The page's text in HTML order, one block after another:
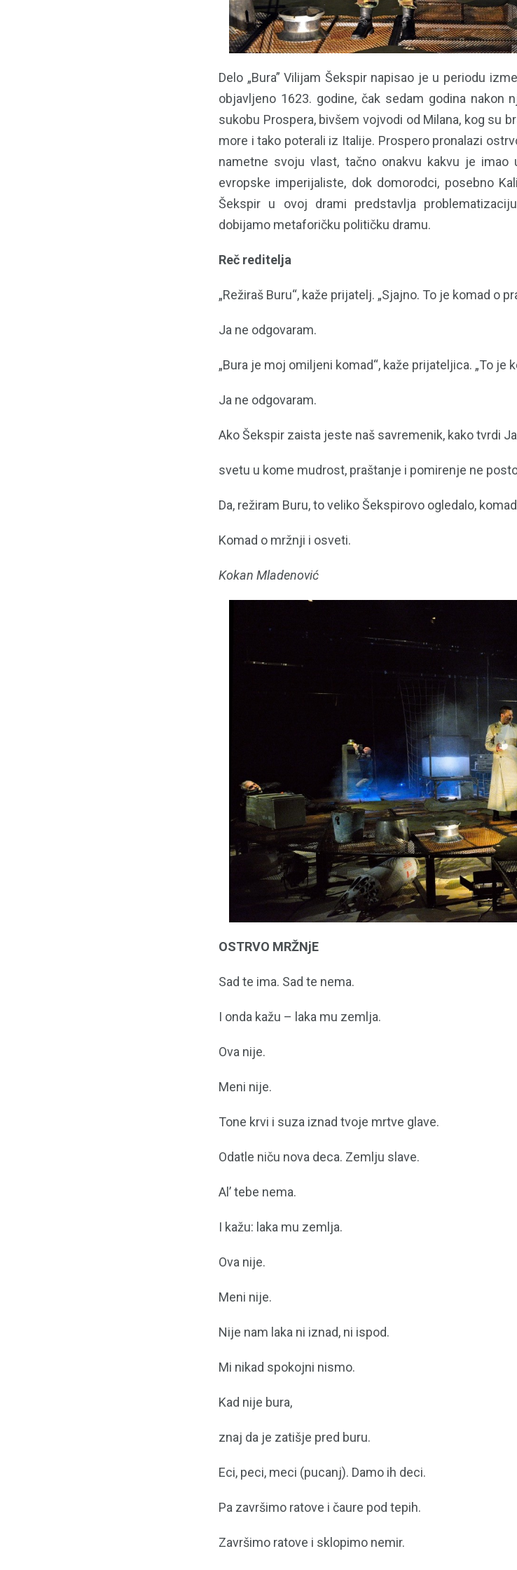
Delo „Bura” Vilijam Šekspir napisao je u periodu
objavljeno 1623. godine, čak sedam godina nakon
sukobu Prospera, bivšem vojvodi od Milana, kog su
more i tako poterali iz Italije. Prospero pronalazi
nametne svoju vlast, tačno onakvu kakvu je imao
evropske imperijaliste, dok domorodci, posebno
Šekspir u ovoj drami predstavlja
dobijamo metaforičku političku dramu.
Reč reditelja
„Režiraš Buru“, kaže prijatelj. „Sjajno. To je komad o
Ja ne odgovaram.
„Bura je moj omiljeni komad“, kaže prijateljica. „To je
Ja ne odgovaram.
Ako Šekspir zaista jeste naš savremenik, kako tvrdi
svetu u kome mudrost, praštanje i pomirenje ne
Da, režiram Buru, to veliko Šekspirovo ogledalo,
Komad o mržnji i osveti.
Kokan Mladenović
OSTRVO MRŽNjE
Sad te ima. Sad te nema.
I onda kažu – laka mu zemlja.
Ova nije.
Meni nije.
Tone krvi i suza iznad tvoje mrtve glave.
Odatle niču nova deca. Zemlju slave.
Al’ tebe nema.
I kažu: laka mu zemlja.
Ova nije.
Meni nije.
Nije nam laka ni iznad, ni ispod.
Mi nikad spokojni nismo.
Kad nije bura,
znaj da je zatišje pred buru.
Eci, peci, meci (pucanj). Damo ih deci.
Pa završimo ratove i čaure pod tepih.
Završimo ratove i sklopimo nemir.